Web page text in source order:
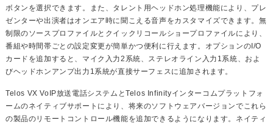
ボタンを選択できます。また、タレント用ヘッドホン処理機能により、プレ
ゼンターや出演者はオンエア時に聞こえる音声をカスタマイズできます。無
制限のソースプロファイルとクイックリコールショープロファイルにより、
番組や時間帯ごとの設定変更が簡単かつ便利に行えます。オプションのI/O
カードを追加すると、マイク入力2系統、ステレオライン入力1系統、およ
びヘッドホンアンプ出力1系統が直接サーフェスに追加されます。
Telos VX VoIP放送電話システムとTelos Infinityインターコムプラットフォ
ームのネイティブサポートにより、将来のソフトウェアバージョンでこれら
の製品のリモートコントロール機能を追加できるようになります。ネイティ